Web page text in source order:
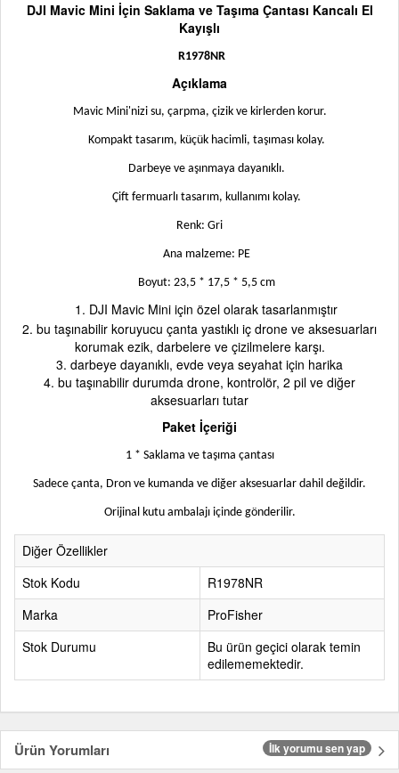
DJI Mavic Mini İçin Saklama ve Taşıma Çantası Kancalı El
Kayışlı
R1978NR
Açıklama
Mavic Mini'nizi su, çarpma, çizik ve kirlerden korur.
Kompakt tasarım, küçük hacimli, taşıması kolay.
Darbeye ve aşınmaya dayanıklı.
Çift fermuarlı tasarım, kullanımı kolay.
Renk: Gri
Ana malzeme: PE
Boyut: 23,5 * 17,5 * 5,5 cm
1. DJI Mavic Mini için özel olarak tasarlanmıştır
2. bu taşınabilir koruyucu çanta yastıklı iç drone ve aksesuarları
korumak ezik, darbelere ve çizilmelere karşı.
3. darbeye dayanıklı, evde veya seyahat için harika
4. bu taşınabilir durumda drone, kontrolör, 2 pil ve diğer
aksesuarları tutar
Paket İçeriği
1 * Saklama ve taşıma çantası
Sadece çanta, Dron ve kumanda ve diğer aksesuarlar dahil değildir.
Orijinal kutu ambalajı içinde gönderilir.
Diğer Özellikler
Stok Kodu
R1978NR
Marka
ProFisher
Stok Durumu
Bu ürün geçici olarak temin
edilememektedir.
Ürün Yorumları İlk yorumu sen yap